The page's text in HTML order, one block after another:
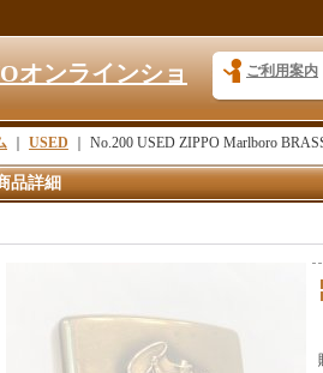
オンラインショ
ご利用案内
USED No.200 USED ZIPPO Marlboro
品詳細